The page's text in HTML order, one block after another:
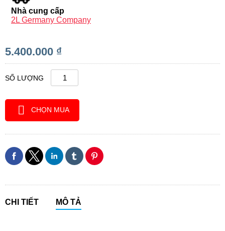
Nhà cung cấp
2L Germany Company
5.400.000 ₫
SỐ LƯỢNG
CHỌN MUA
CHI TIẾT MÔ TẢ